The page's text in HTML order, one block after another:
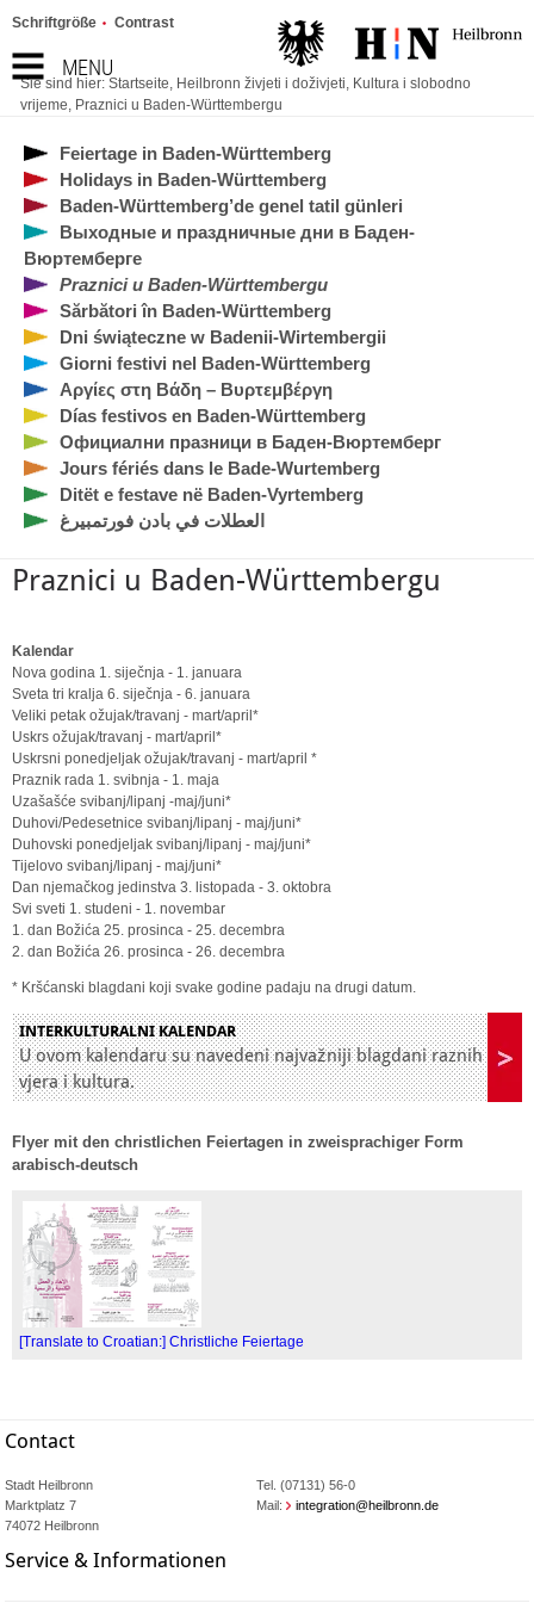
MENU
Schriftgröße Contrast
Sie sind hier: Startseite, Heilbronn živjeti i doživjeti, Kultura i slobodno
vrijeme, Praznici u Baden-Württembergu
Feiertage in Baden-Württemberg
Holidays in Baden-Württemberg
Baden-Württemberg’de genel tatil günleri
Выходные и праздничные дни в Баден-
Вюртемберге
Praznici u Baden-Württembergu
Sărbători în Baden-Württemberg
Dni świąteczne w Badenii-Wirtembergii
Giorni festivi nel Baden-Württemberg
Αργίες στη Βάδη – Βυρτεμβέργη
Días festivos en Baden-Württemberg
Официални празници в Баден-Вюртемберг
Jours fériés dans le Bade-Wurtemberg
Ditët e festave në Baden-Vyrtemberg
العطلات في بادن فورتمبيرغ
Praznici u Baden-Württembergu
Kalendar
Nova godina 1. siječnja - 1. januara
Sveta tri kralja 6. siječnja - 6. januara
Veliki petak ožujak/travanj - mart/april*
Uskrs ožujak/travanj - mart/april*
Uskrsni ponedjeljak ožujak/travanj - mart/april *
Praznik rada 1. svibnja - 1. maja
Uzašašće svibanj/lipanj -maj/juni*
Duhovi/Pedesetnice svibanj/lipanj - maj/juni*
Duhovski ponedjeljak svibanj/lipanj - maj/juni*
Tijelovo svibanj/lipanj - maj/juni*
Dan njemačkog jedinstva 3. listopada - 3. oktobra
Svi sveti 1. studeni - 1. novembar
1. dan Božića 25. prosinca - 25. decembra
2. dan Božića 26. prosinca - 26. decembra
* Kršćanski blagdani koji svake godine padaju na drugi datum.
INTERKULTURALNI KALENDAR
U ovom kalendaru su navedeni najvažniji blagdani raznih
vjera i kultura.
Flyer mit den christlichen Feiertagen in zweisprachiger Form
arabisch-deutsch
[Translate to Croatian:] Christliche Feiertage
Contact
Stadt Heilbronn
Marktplatz 7
74072 Heilbronn
Tel. (07131) 56-0
Mail:
integration@heilbronn.de
Service & Informationen